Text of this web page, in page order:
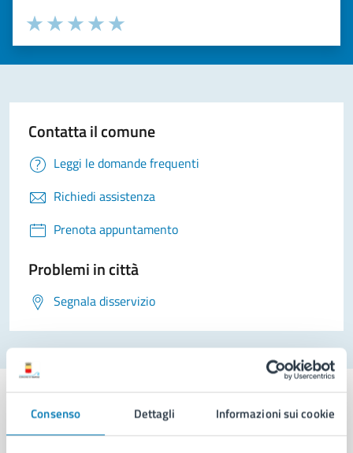
Consenso Dettagli Informazioni sui cookie
Valuta la chiarezza delle informazioni (da 1 a 5 stelle)
Seleziona il numero di stelle per valutare la chiarezza delle
Valuta 5 stelle su 5
Valuta 4 stelle su 5
Valuta 3 stelle su 5
Valuta 2 stelle su 5
Valuta 1 stelle su 5
Contatta il comune
Leggi le domande frequenti
Richiedi assistenza
Prenota appuntamento
Problemi in città
Segnala disservizio